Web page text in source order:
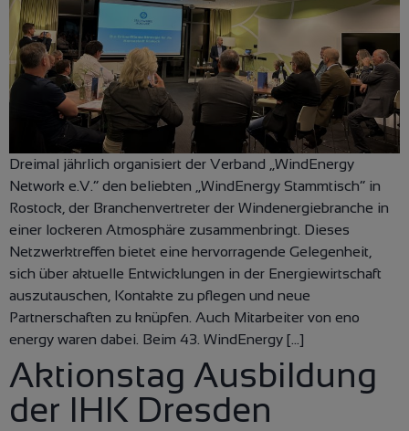
Dreimal jährlich organisiert der Verband „WindEnergy
Network e.V.“ den beliebten „WindEnergy Stammtisch“ in
Rostock, der Branchenvertreter der Windenergiebranche in
einer lockeren Atmosphäre zusammenbringt. Dieses
Netzwerktreffen bietet eine hervorragende Gelegenheit,
sich über aktuelle Entwicklungen in der Energiewirtschaft
auszutauschen, Kontakte zu pflegen und neue
Partnerschaften zu knüpfen. Auch Mitarbeiter von eno
energy waren dabei. Beim 43. WindEnergy […]
Aktionstag Ausbildung
der IHK Dresden